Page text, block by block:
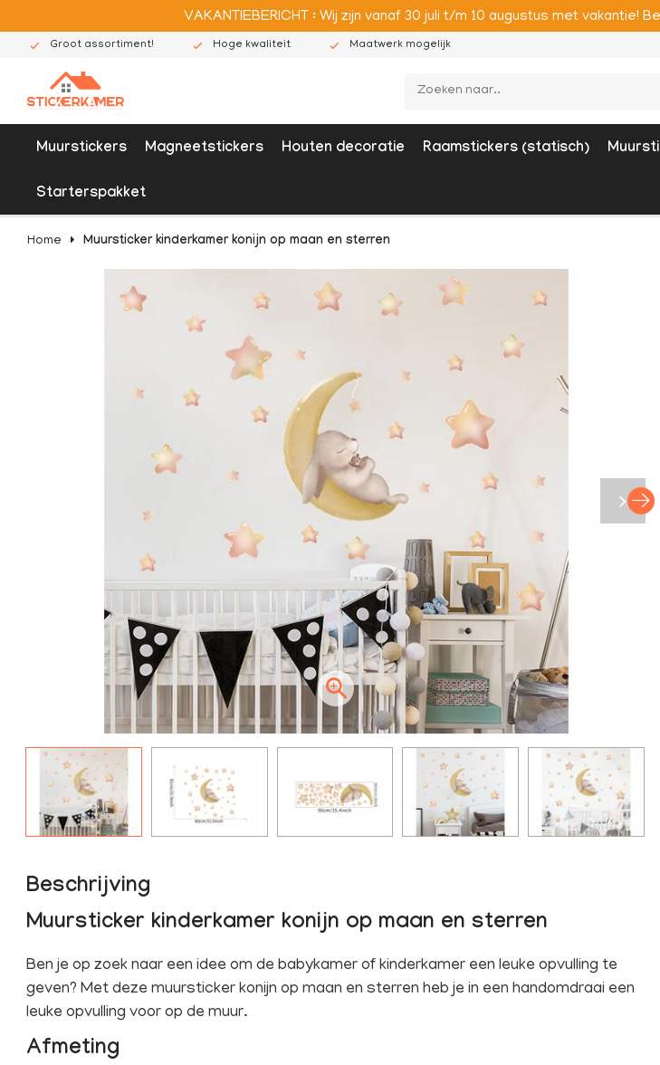
VAKANTIEBERICHT : Wij zijn vanaf 30 juli t/m 10 augustus met vakantie!
Groot assortiment! Hoge kwaliteit Maatwerk mogelijk
Muurstickers Magneetstickers Houten decoratie Raamstickers (statisch)
Starterspakket
Home Muursticker kinderkamer konijn op maan en sterren
Beschrijving
Muursticker kinderkamer konijn op maan en sterren
Ben je op zoek naar een idee om de babykamer of kinderkamer een leuke opvulling te
geven? Met deze muursticker konijn op maan en sterren heb je in een handomdraai een
leuke opvulling voor op de muur.
Afmeting